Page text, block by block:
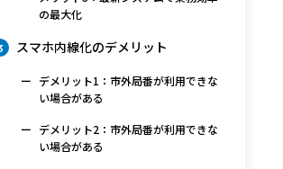
の最大化
スマホ内線化のデメリット
デメリット1：市外局番が利用できな
い場合がある
デメリット2：市外局番が利用できな
い場合がある